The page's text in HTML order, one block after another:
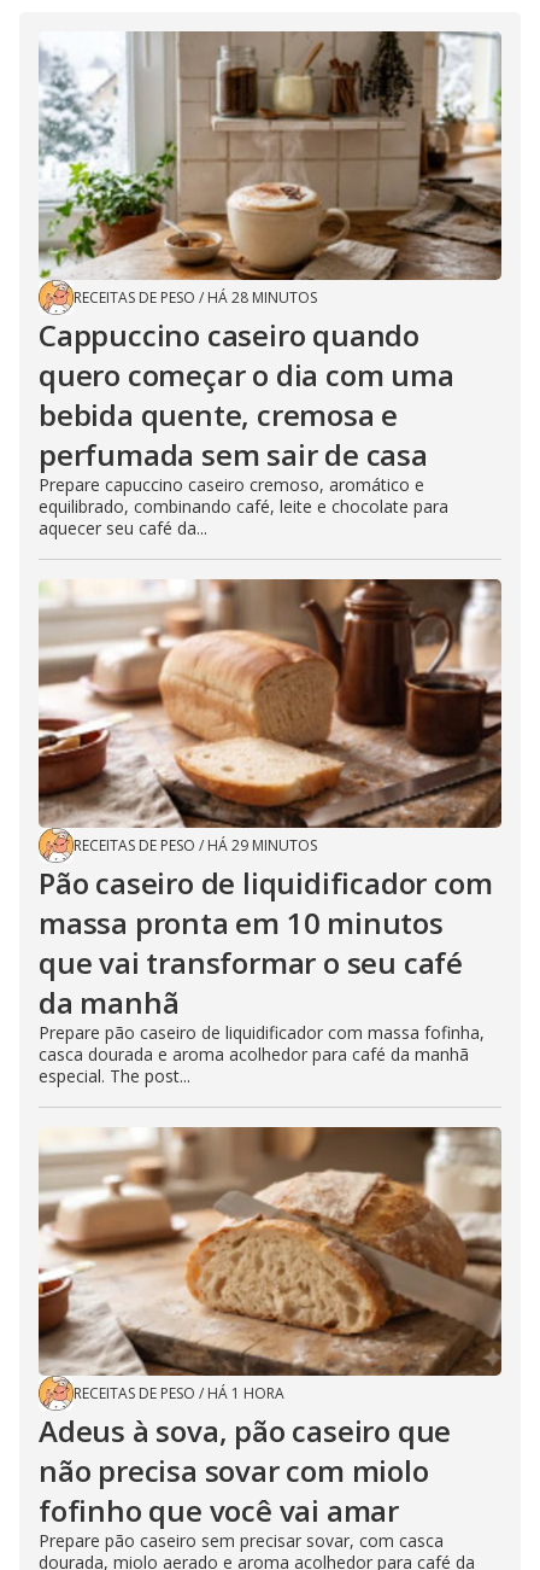
RECEITAS DE PESO / HÁ 28 MINUTOS
Cappuccino caseiro quando
quero começar o dia com uma
bebida quente, cremosa e
perfumada sem sair de casa
Prepare capuccino caseiro cremoso, aromático e
equilibrado, combinando café, leite e chocolate para
aquecer seu café da...
RECEITAS DE PESO / HÁ 29 MINUTOS
Pão caseiro de liquidificador com
massa pronta em 10 minutos
que vai transformar o seu café
da manhã
Prepare pão caseiro de liquidificador com massa fofinha,
casca dourada e aroma acolhedor para café da manhã
especial. The post...
RECEITAS DE PESO / HÁ 1 HORA
Adeus à sova, pão caseiro que
não precisa sovar com miolo
fofinho que você vai amar
Prepare pão caseiro sem precisar sovar, com casca
dourada, miolo aerado e aroma acolhedor para café da